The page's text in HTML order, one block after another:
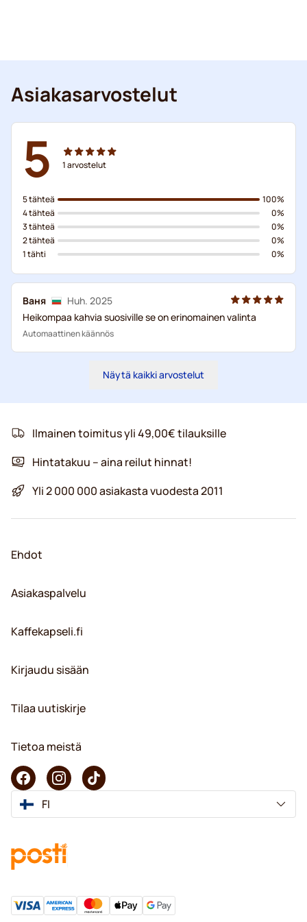
Asiakasarvostelut
5 1arvostelut
5 tähteä
4 tähteä
3 tähteä
2 tähteä
1 tähti
100%
0%
0%
0%
0%
Ваня
Huh. 2025
Heikompaa kahvia suosiville se on erinomainen valinta
Automaattinen käännös
Näytä kaikki arvostelut
Ilmainen toimitus yli 49,00€ tilauksille
Hintatakuu – aina reilut hinnat!
Yli 2 000 000 asiakasta vuodesta 2011
Ehdot
Asiakaspalvelu
Kaffekapseli.fi
Kirjaudu sisään
Tilaa uutiskirje
Tietoa meistä
FI